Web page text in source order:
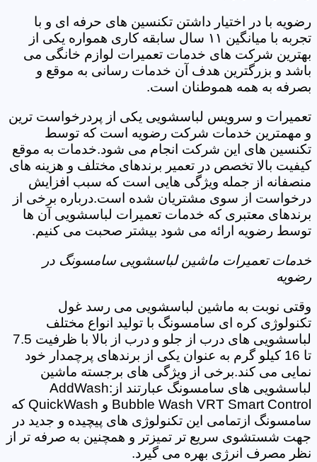
رضویه با در اختیار داشتن تکنسین های حرفه ای و با
تجربه با میانگین ۱۱ سال سابقه کاری همواره یکی از
بهترین شرکت های خدمات تعمیرات لوازم خانگی می
باشد و بزرگترین هدف آن خدمات رسانی به موقع و
بصرفه به همه هموطنان است.
تعمیرات و سرویس لباسشویی یکی از پردرخواست ترین
و مهمترین خدمات شرکت رضویه است که توسط
تکنسین های این شرکت انجام می شود.خدمات به موقع
کیفیت بالا تخصص در تعمیر برندهای مختلف و هزینه های
منصفانه از جمله ویژگی هایی است که سبب افزایش
درخواست از سوی مشتریان شده است.درباره برخی از
برندهای معتبری که خدمات تعمیرات لباسشویی آن ها
توسط رضویه ارائه می شود بیشتر صحبت می کنیم.
خدمات تعمیرات ماشین لباسشویی سامسونگ در
رضویه
وقتی نوبت به ماشین لباسشویی می رسد غول
تکنولوژی کره ای سامسونگ با تولید انواع مختلف
لباسشویی های درب از جلو و درب از بالا با ظرفیت 7.5
تا 16 کیلو گرم به عنوان یکی از برندهای پرچمدار خود
نمایی می کند.برخی از ویژگی های برجسته ماشین
لباسشویی های سامسونگ عبارتند از:AddWash
Bubble Wash VRT Smart Control و QuickWash که
سامسونگ ازتمامی این تکنولوژی های پیچیده و جدید در
جهت شستشوی سریع تر تمیزتر و همچنین به صرفه تر از
نظر مصرف انرژی بهره می گیرد.